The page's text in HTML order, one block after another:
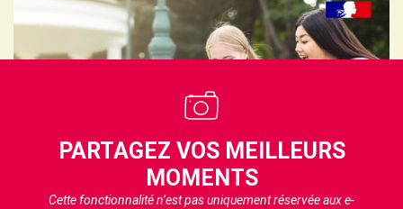
PARTAGEZ VOS MEILLEURS
MOMENTS
Cette fonctionnalité n’est pas uniquement réservée aux e-